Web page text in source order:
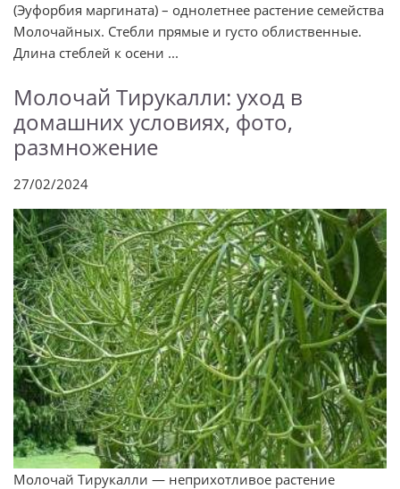
(Эуфорбия маргината) – однолетнее растение семейства
Молочайных. Стебли прямые и густо облиственные.
Длина стеблей к осени ...
Молочай Тирукалли: уход в
домашних условиях, фото,
размножение
27/02/2024
Молочай Тирукалли — неприхотливое растение